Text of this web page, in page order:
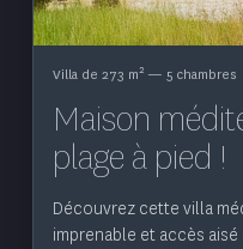
Villa de 273 m2— 5 chambres
Maison
plage à pied !
Découvrez cette villa
imprenable et accès